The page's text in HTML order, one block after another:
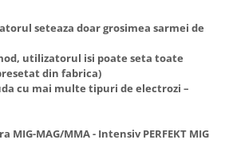
seteaza doar grosimea sarmei de
utilizatorul isi poate seta toate
din fabrica)
cu mai multe tipuri de electrozi –
MAG/MMA - Intensiv PERFEKT MIG